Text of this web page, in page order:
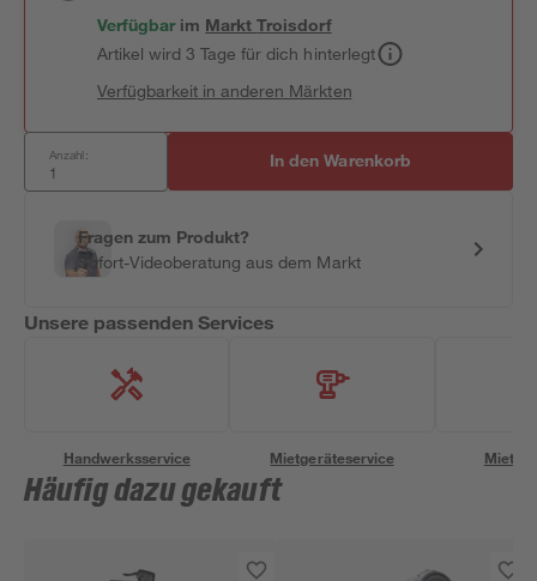
Verfügbar im MarktTroisdorf
Artikel wird 3 Tage für dich hinterlegt
Verfügbarkeit in anderen Märkten
Anzahl: In den Warenkorb
Fragen zum Produkt?
Sofort-Videoberatung aus dem Markt
Unsere passenden Services
Handwerksservice Mietgeräteservice
Häufig dazu gekauft